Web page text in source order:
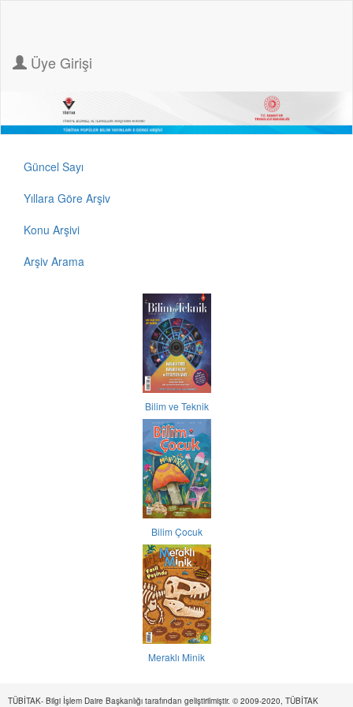
Üye Girişi
Güncel Sayı
Yıllara Göre Arşiv
Konu Arşivi
Arşiv Arama
Bilim ve Teknik
Bilim Çocuk
Meraklı Minik
TÜBİTAK- Bilgi İşlem Daire Başkanlığı tarafından geliştirilmiştir. © 2009-2020, TÜBİTAK